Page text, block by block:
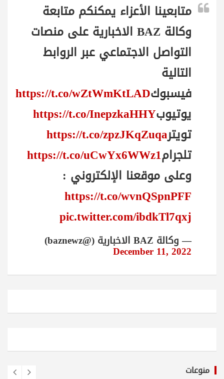
متابعينا الأعزاء يمكنكم متابعة
وكالة BAZ الاخبارية على منصات
التواصل الاجتماعي عبر الروابط
التالية
فيسبوكhttps://t.co/wZtWmKtLAD
يوتيوبhttps://t.co/InepzkaHHY
تويترhttps://t.co/zpzJKqZuqa
تلجرامhttps://t.co/uCwYx6WWz1
وعلى موقعنا الإلكتروني :
https://t.co/wvnQSpnPFF
pic.twitter.com/ibdkTl7qxj
— وكالة BAZ الاخبارية (@baznewz)
December 11, 2022
منوعات